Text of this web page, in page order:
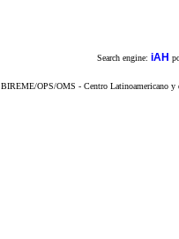
Search engine: iAH
BIREME/OPS/OMS - Centro Latinoamericano